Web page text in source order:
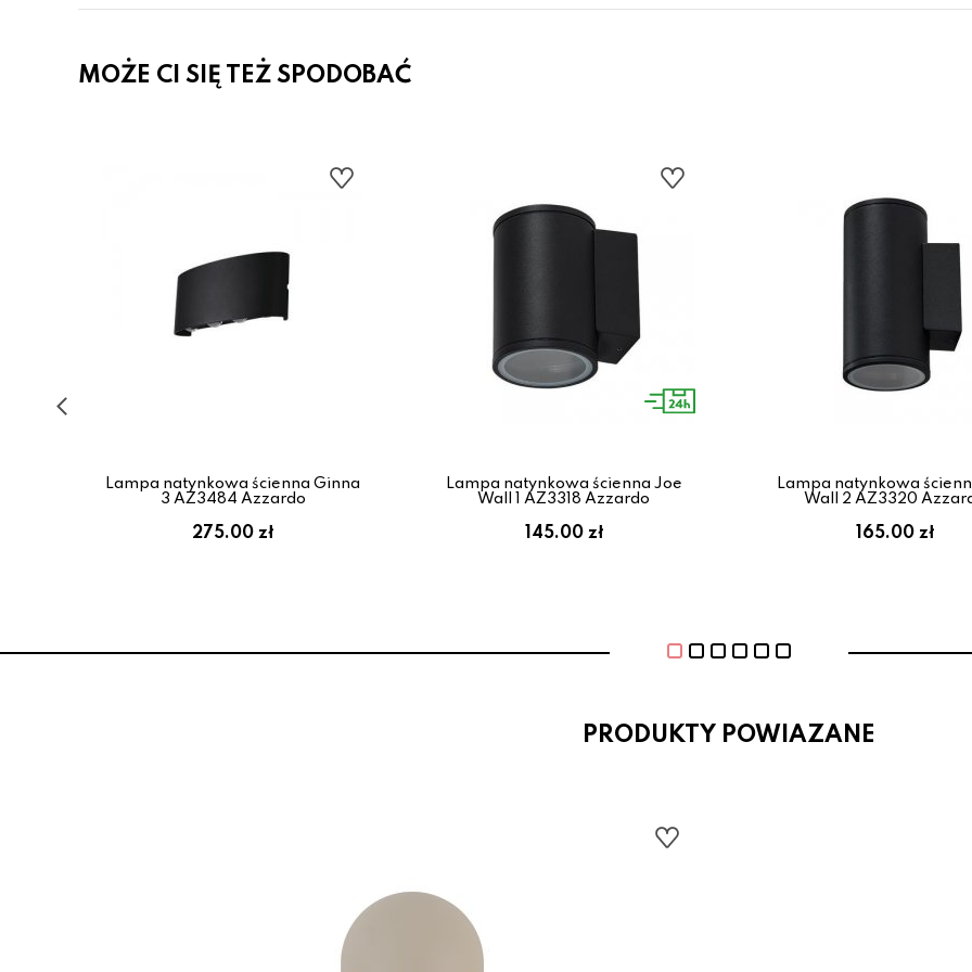
MOŻE CI SIĘ TEŻ SPODOBAĆ
Lampa natynkowa ścienna Ginna
3 AZ3484 Azzardo
275.00 zł
Lampa natynkowa ścienna Joe
Wall 1 AZ3318 Azzardo
145.00 zł
Lampa natynkowa
Wall 2 AZ3320
165.00 zł
PRODUKTY POWIAZANE